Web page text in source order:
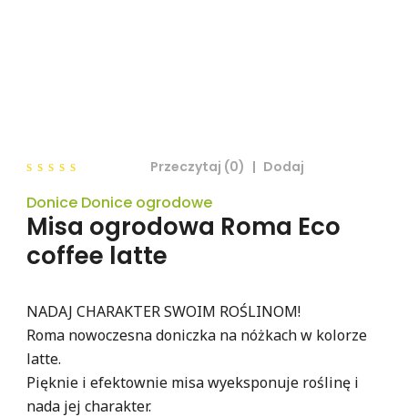
out
of
5
Przeczytaj (0) | Dodaj
Donice Donice ogrodowe
Misa ogrodowa Roma Eco
coffee latte
NADAJ CHARAKTER SWOIM ROŚLINOM!
Roma nowoczesna doniczka na nóżkach w kolorze
latte.
Pięknie i efektownie misa wyeksponuje roślinę i
nada jej charakter.